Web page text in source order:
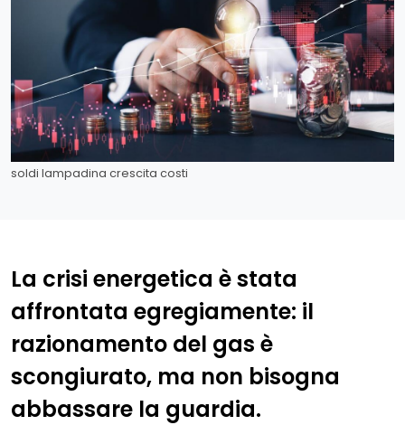
soldi lampadina crescita costi
La crisi energetica è stata
affrontata egregiamente: il
razionamento del gas è
scongiurato, ma non bisogna
abbassare la guardia.